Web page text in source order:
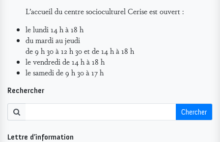
L’accueil du centre socioculturel Cerise est ouvert :
le lundi 14 h à 18 h
du mardi au jeudi
de 9 h 30 à 12 h 30 et de 14 h à 18 h
le vendredi de 14 h à 18 h
le samedi de 9 h 30 à 17 h
Rechercher
Chercher
Lettre d’information